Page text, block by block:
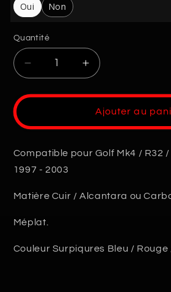
Oui Non
Quantité
Quantité
Réduire
la
quantité
Volant
Golf
/
GTI
/
R32
Augmenter
la
quantité
de
Golf
GTI
/
Ajouter au
Compatible pour Golf Mk4 / R32
1997 - 2003
Matière Cuir / Alcantara ou
Méplat.
Couleur Surpiqures Bleu /